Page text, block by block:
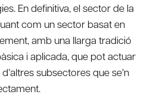
En definitiva, el sector de la
com un sector basat en
amb una llarga tradició
i aplicada, que pot actuar
subsectores que se’n